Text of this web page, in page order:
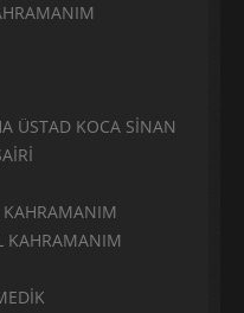
ÜSTAD KOCA SİNAN
KAHRAMANIM